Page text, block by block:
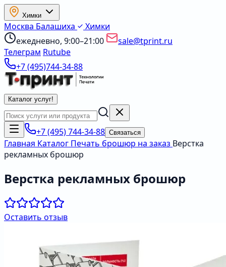
Химки
Москва Балашиха
Химки
ежедневно, 9:00–21:00
sale@tprint.ru
Телеграм Rutube
+7 (495)744-34-88
Каталог услуг!
+7 (495) 744-34-88 Связаться
Главная Каталог Печать брошюр на заказ Верстка
рекламных брошюр
Верстка рекламных брошюр
Оставить отзыв